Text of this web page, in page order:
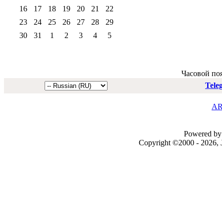
16
17 18 19 20 21
22
23
24 25 26 27 28
29
30
31 1 2 3 4 5
Часовой
Powered
Copyright ©2000 - 2026,